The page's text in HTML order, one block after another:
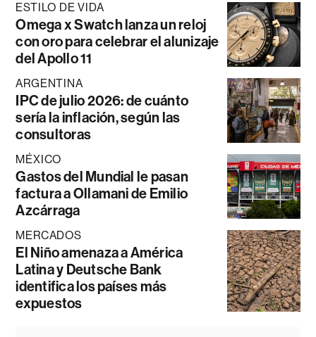
ESTILO DE VIDA
Omega x Swatch lanza un reloj
con oro para celebrar el alunizaje
del Apollo 11
ARGENTINA
IPC de julio 2026: de cuánto
sería la inflación, según las
consultoras
MÉXICO
Gastos del Mundial le pasan
factura a Ollamani de Emilio
Azcárraga
MERCADOS
El Niño amenaza a América
Latina y Deutsche Bank
identifica los países más
expuestos